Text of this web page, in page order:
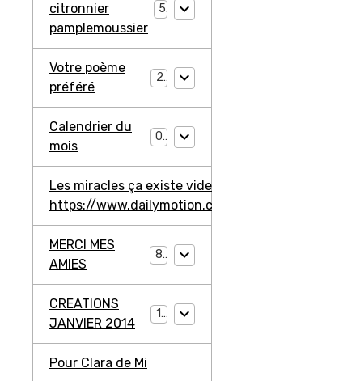
citronnier
pamplemoussier
5
Votre poème
préféré
2
Calendrier du
mois
0
Les miracles ça existe video ma jambe avant
https://www.dailymotion.com/video/
MERCI MES
AMIES
8
CREATIONS
JANVIER 2014
11
Pour Clara de Mi